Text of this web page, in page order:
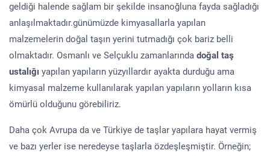
geldiği halende sağlam bir şekilde insanoğluna fayda sağladığı
anlaşılmaktadır.günümüzde kimyasallarla yapılan
malzemelerin doğal taşın yerini tutmadığı çok bariz belli
olmaktadır. Osmanlı ve Selçuklu zamanlarında doğal taş
ustalığı yapılan yapıların yüzyıllardır ayakta durduğu ama
kimyasal malzeme kullanılarak yapılan yapıların yolların kısa
ömürlü olduğunu görebiliriz.
Daha çok Avrupa da ve Türkiye de taşlar yapılara hayat vermiş
ve bazı yerler ise neredeyse taşlarla özdeşleşmiştir. Örneğin;